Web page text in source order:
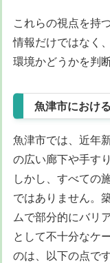
これらの視点を持
情報だけではなく
環境かどうかを判
魚津市におけ
魚津市では、近年
の広い廊下や手す
しかし、すべての
ではありません。
ムで部分的にバリ
として不十分なケ
のは、以下の点です